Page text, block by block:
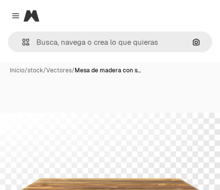
Close menu
Magnific
Inicio/stock/Vectores/Mesa de madera con s…